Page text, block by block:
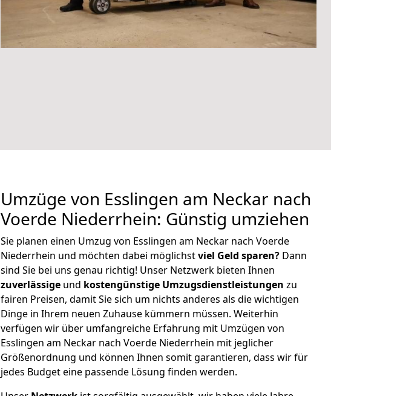
Umzüge von Esslingen am Neckar nach
Voerde Niederrhein: Günstig umziehen
Sie planen einen Umzug von Esslingen am Neckar nach Voerde
Niederrhein und möchten dabei möglichstviel Geld sparen? Dann
sind Sie bei uns genau richtig! Unser Netzwerk bieten Ihnen
zuverlässige und kostengünstige Umzugsdienstleistungen zu
fairen Preisen, damit Sie sich um nichts anderes als die wichtigen
Dinge in Ihrem neuen Zuhause kümmern müssen. Weiterhin
verfügen wir über umfangreiche Erfahrung mit Umzügen von
Esslingen am Neckar nach Voerde Niederrhein mit jeglicher
Größenordnung und können Ihnen somit garantieren, dass wir für
jedes Budget eine passende Lösung finden werden.